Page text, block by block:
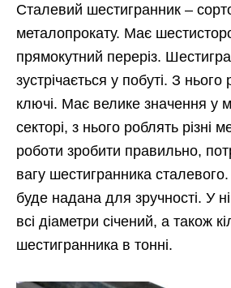
Сталевий шестигранник –
металопрокату. Має
прямокутний переріз.
зустрічається у побуті. З нього
ключі. Має велике значення у
секторі, з нього роблять різні
роботи зробити правильно,
вагу шестигранника
буде надана для зручності. У
всі діаметри січений, а також
шестигранника в тонні.